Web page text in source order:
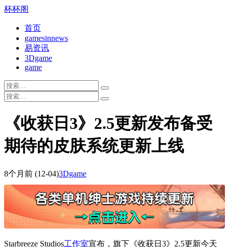
杯杯阁
首页
gamesinnews
易资讯
3Dgame
game
《收获日3》2.5更新发布备受
期待的皮肤系统更新上线
8个月前 (12-04)3Dgame
Starbreeze Studios工作室宣布，旗下《收获日3》2.5更新今天